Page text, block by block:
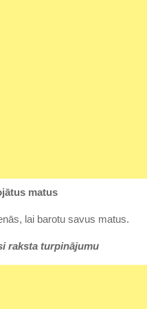
matus
lai barotu savus matus.
raksta turpinājumu